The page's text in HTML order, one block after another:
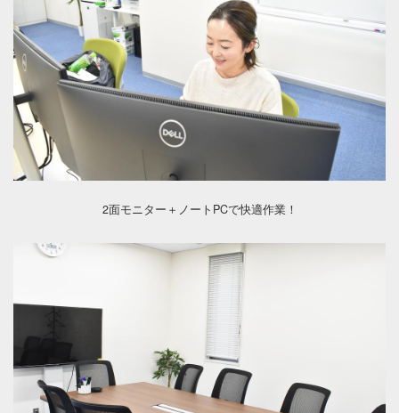
2面モニター＋ノートPCで快適作業！